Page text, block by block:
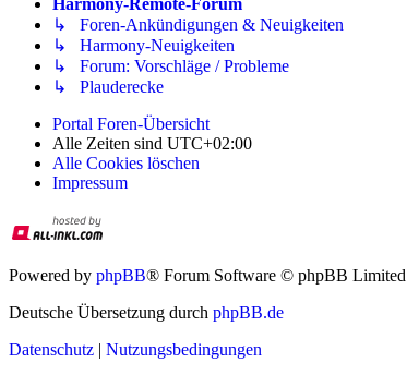
Harmony-Remote-Forum
↳ Foren-Ankündigungen & Neuigkeiten
↳ Harmony-Neuigkeiten
↳ Forum: Vorschläge / Probleme
↳ Plauderecke
Portal Foren-Übersicht
Alle Zeiten sind UTC+02:00
Alle Cookies löschen
Impressum
Powered by phpBB® Forum Software © phpBB Limited
Deutsche Übersetzung durch phpBB.de
Datenschutz
Nutzungsbedingungen